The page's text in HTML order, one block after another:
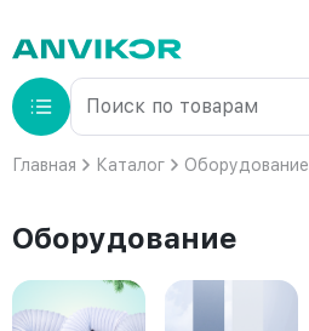
Главная Каталог Оборудование
Оборудование